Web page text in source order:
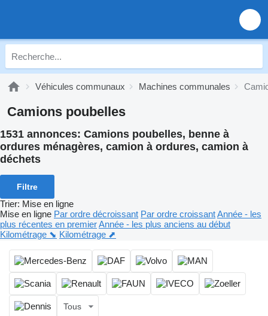
Véhicules communaux Machines communales
Camions poubelles
1531 annonces: Camions poubelles, benne à
ordures ménagères, camion à ordures, camion à
déchets
Filtre
Trier: Mise en ligne
Mise en ligne Par ordre décroissant Par ordre croissantAnnée - les
plus récentes en premierAnnée - les plus anciens au début
Kilométrage ⬊ Kilométrage ⬈
Tous